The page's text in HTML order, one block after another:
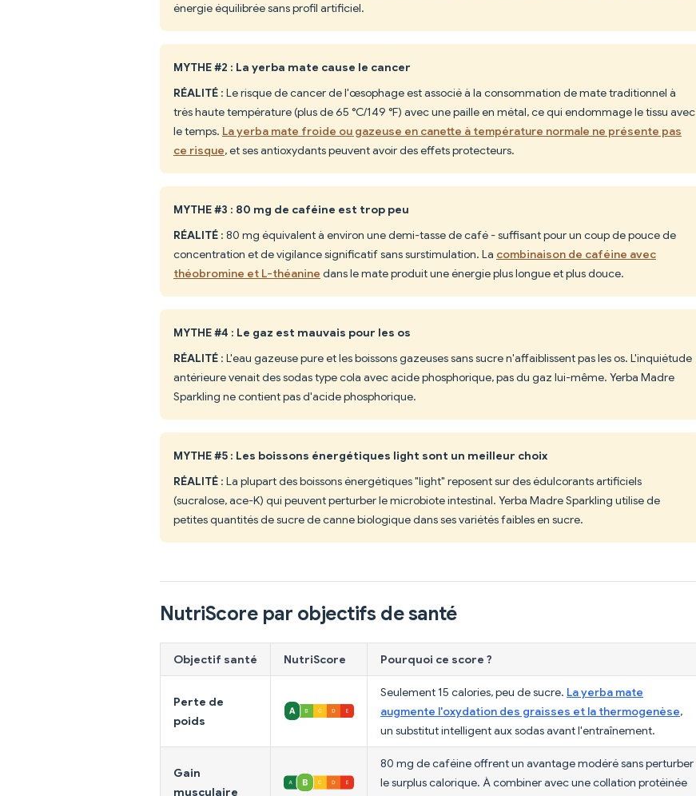
énergie équilibrée sans profil artificiel.
MYTHE #2 : La yerba mate cause le cancer
RÉALITÉ : Le risque de cancer de l'œsophage est associé à la consommation de mate traditionnel à
très haute température (plus de 65 °C/149 °F) avec une paille en métal, ce qui endommage le tissu avec
le temps. La yerba mate froide ou gazeuse en canette à température normale ne présente pas
ce risque, et ses antioxydants peuvent avoir des effets protecteurs.
MYTHE #3 : 80 mg de caféine est trop peu
RÉALITÉ : 80 mg équivalent à environ une demi-tasse de café - suffisant pour un coup de pouce de
concentration et de vigilance significatif sans surstimulation. La combinaison de caféine avec
théobromine et L-théanine dans le mate produit une énergie plus longue et plus douce.
MYTHE #4 : Le gaz est mauvais pour les os
RÉALITÉ : L'eau gazeuse pure et les boissons gazeuses sans sucre n'affaiblissent pas les os. L'inquiétude
antérieure venait des sodas type cola avec acide phosphorique, pas du gaz lui-même. Yerba Madre
Sparkling ne contient pas d'acide phosphorique.
MYTHE #5 : Les boissons énergétiques light sont un meilleur choix
RÉALITÉ : La plupart des boissons énergétiques "light" reposent sur des édulcorants artificiels
(sucralose, ace-K) qui peuvent perturber le microbiote intestinal. Yerba Madre Sparkling utilise de
petites quantités de sucre de canne biologique dans ses variétés faibles en sucre.
NutriScore par objectifs de santé
Objectif santé NutriScore Pourquoi ce score ?
Perte de
poids
Seulement 15 calories, peu de sucre. La yerba mate
augmente l'oxydation des graisses et la thermogenèse,
un substitut intelligent aux sodas avant l'entraînement.
Gain
musculaire
80 mg de caféine offrent un avantage modéré sans perturber
le surplus calorique. À combiner avec une collation protéinée